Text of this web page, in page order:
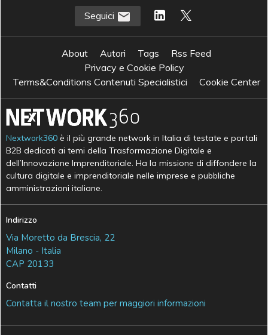
Seguici
About Autori Tags
Rss Feed
Privacy e Cookie Policy
Terms&Conditions Contenuti Specialistici
Cookie Center
Nextwork360 è il più grande network in Italia di testate e portali
B2B dedicati ai temi della Trasformazione Digitale e
dell’Innovazione Imprenditoriale. Ha la missione di diffondere la
cultura digitale e imprenditoriale nelle imprese e pubbliche
amministrazioni italiane.
Indirizzo
Via Moretto da Brescia, 22
Milano - Italia
CAP 20133
Contatti
Contatta il nostro team per maggiori informazioni